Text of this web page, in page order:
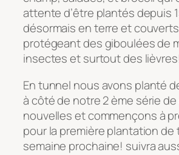
attente d’être plantés depuis
désormais en terre et couverts
protégeant des giboulées de
insectes et surtout des
En tunnel nous avons planté
à côté de notre 2 ème série
nouvelles et commençons à
pour la première plantation de
semaine prochaine! suivra